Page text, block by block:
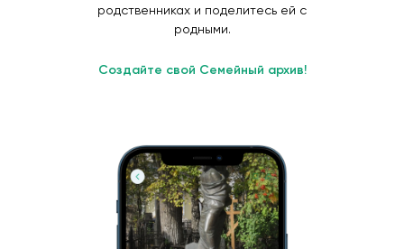
родственниках и поделитесь ей с
родными.
Создайте свой Семейный архив!